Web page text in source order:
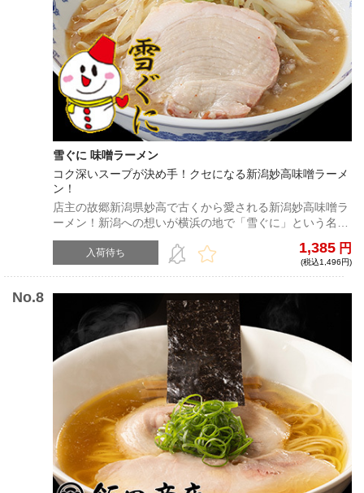
雪ぐに 味噌ラーメン
コク深いスープが決め手！クセになる新潟妙高味噌ラーメ
ン！
店主の故郷新潟県妙高で古くから愛される新潟妙高味噌ラ
ーメン！新潟への想いが横浜の地で「雪ぐに」という名店
を生む。地元への愛が詰まった心温まる味噌ラーメンをご
自宅で！！
入荷待ち 1,385 円
(税込1,496円)